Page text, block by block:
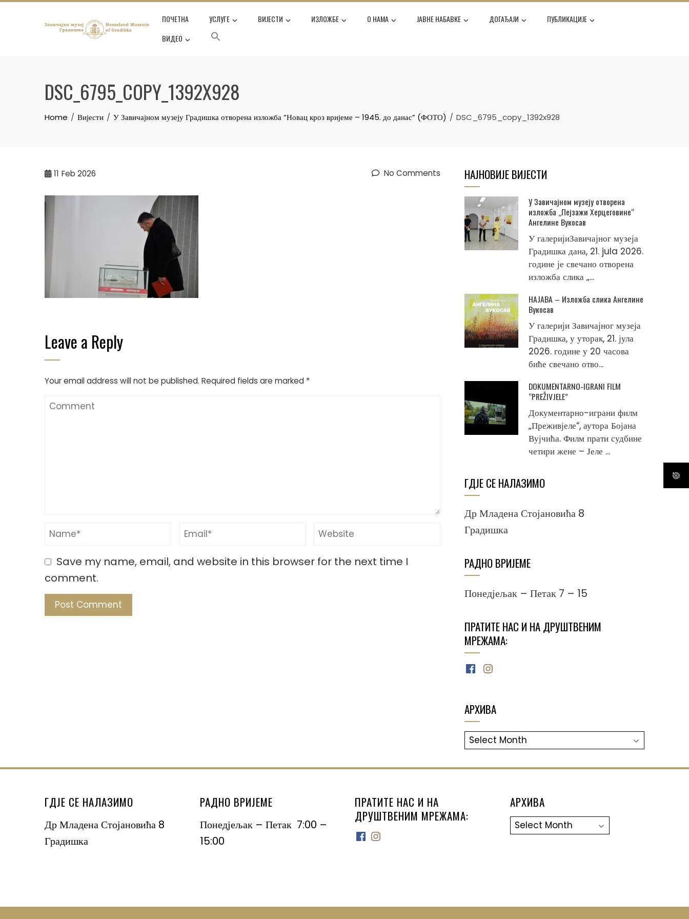
Skip
ПОЧЕТНА УСЛУГЕ ВИЈЕСТИ ИЗЛОЖБЕ О НАМА ЈАВНЕ НАБАВКЕ ДОГАЂАЈИ
ПУБЛИКАЦИЈЕ
ВИДЕО
DSC_6795_COPY_1392X928
Home Вијести У Завичајном музеју Градишка отворена изложба “Новац кроз вријеме – 1945. до данас” (ФОТО) DSC_6795_copy_1392x928
11 Feb 2026 No Comments
Leave a Reply
Your email address will not be published. Required fields are marked *
Save my name, email, and website in this browser for the next time I
comment.
НАЈНОВИЈЕ ВИЈЕСТИ
У Завичајном музеју отворена
изложба „Пејзажи Херцеговине“
Ангелине Вукосав
У галеријиЗавичајног музеја
Градишка дана, 21. jula 2026.
године је свечано отворена
изложба слика „...
НАЈАВА – Изложба слика Ангелине
Вукосав
У галерији Завичајног музеја
Градишка, у уторак, 21. јула
2026. године у 20 часова
биће свечано отво...
DOKUMENTARNO-IGRANI FILM
“PREŽIVJELE”
Документарно-играни филм
„Преживјеле“, аутора Бојана
Вујчића. Филм прати судбине
четири жене – Јеле ...
ГДЈЕ СЕ НАЛАЗИМО
Др Младена Стојановића 8
Градишка
РАДНО ВРИЈЕМЕ
Понедјељак – Петак 7 – 15
ПРАТИТЕ НАС И НА ДРУШТВЕНИМ
МРЕЖАМА:
Facebook
Instagram
АРХИВА
АРХИВА
ГДЈЕ СЕ НАЛАЗИМО
Др Младена Стојановића 8
Градишка
РАДНО ВРИЈЕМЕ
Понедјељак – Петак 7:00 –
15:00
ПРАТИТЕ НАС И НА
ДРУШТВЕНИМ МРЕЖАМА:
Facebook
Instagram
АРХИВА
Архива